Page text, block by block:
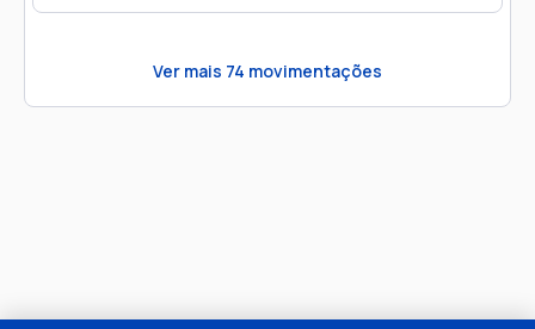
Ver mais 74 movimentações